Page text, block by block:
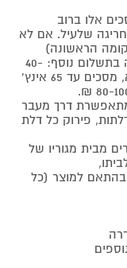
80-100 ₪ (במסכים אלו ברוב
שלעיל. אם לא
הראשונה)
הובלה לכל קומה נוספת בתוך הבית כרוכה בתשלום נוסף: 40-
50 ₪ למוצר לבן, 60-80 ₪ למקרר/מקפיא, מסכים עד 65 אינץ'
דרך מעבר
פירוק כל דלת
מרחק הליכה העולה על 50 מטרים מבית מגוריו של
למוצר (כל